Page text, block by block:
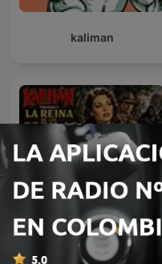
kaliman
Kalimán | 08 La Reina de